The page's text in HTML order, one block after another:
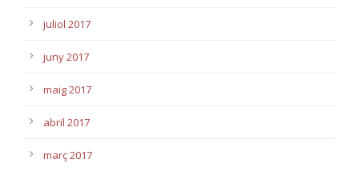
juliol 2017
juny 2017
maig 2017
abril 2017
març 2017